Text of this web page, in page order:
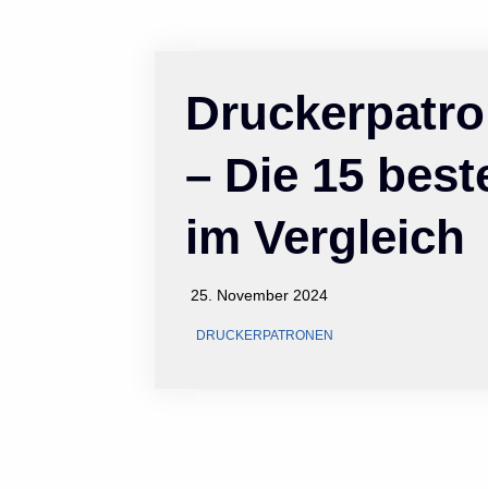
– Die 15
im Vergleich
25. November 2024
DRUCKERPATRONEN